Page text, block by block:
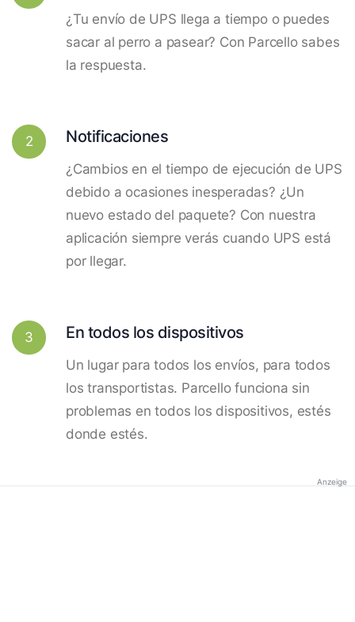
¿Tu envío de UPS llega a tiempo o puedes
sacar al perro a pasear? Con Parcello sabes
la respuesta.
2 Notificaciones
¿Cambios en el tiempo de ejecución de UPS
debido a ocasiones inesperadas? ¿Un
nuevo estado del paquete? Con nuestra
aplicación siempre verás cuando UPS está
por llegar.
3 En todos los dispositivos
Un lugar para todos los envíos, para todos
los transportistas. Parcello funciona sin
problemas en todos los dispositivos, estés
donde estés.
Anzeige